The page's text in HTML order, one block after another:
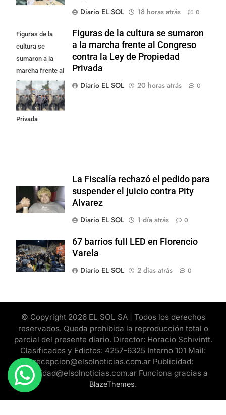
Diario EL SOL
18 horas atrás 0
Figuras de la
cultura se
sumaron a la
marcha frente al
Congreso contra
la Ley de
Propiedad
Privada
Figuras de la cultura se sumaron
a la marcha frente al Congreso
contra la Ley de Propiedad
Privada
Diario EL SOL
20 horas atrás 0
La Fiscalía rechazó el pedido para
suspender el juicio contra Pity
Alvarez
Diario EL SOL
1 día atrás 0
67 barrios full LED en Florencio
Varela
Diario EL SOL
2 días atrás 0
© Copyright 2026 EL SOL SA | Todos los derechos
reservados. Queda prohibida la reproducción total o
parcial del presente diario. Director: Horacio Schivintt.
Clasificados y Edictos: 4257-6325 Interno 101 Mail:
recepcion@elsolnoticias.com.ar Publicidad:
publicidad@elsolnoticias.com.ar Funciona gracias a
BlazeThemes.